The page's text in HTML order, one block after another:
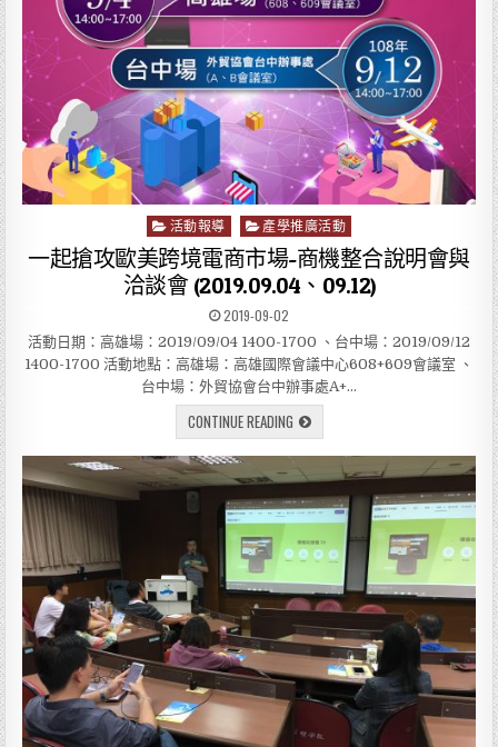
P
o
s
t
d
i
n
活動報導 產學推廣活動
一起搶攻歐美跨境電商市場-商機整合說明會與
洽談會 (2019.09.04、09.12)
2019-09-02
活動日期：高雄場：2019/09/04 1400-1700 、台中場：2019/09/12
1400-1700 活動地點：高雄場：高雄國際會議中心608+609會議室 、
台中場：外貿協會台中辦事處A+…
CONTINUE READING